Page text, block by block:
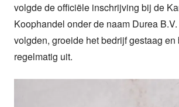
volgde de officiële inschrijving bij de
Koophandel onder de naam Durea
volgden, groeide het bedrijf gestaag en
regelmatig uit.